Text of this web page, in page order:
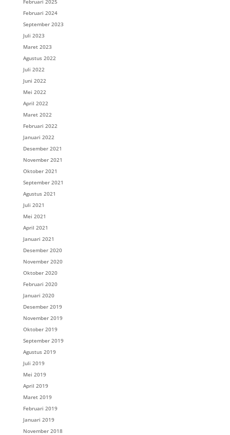
Februari 2025
Februari 2024
September 2023
Juli 2023
Maret 2023
Agustus 2022
Juli 2022
Juni 2022
Mei 2022
April 2022
Maret 2022
Februari 2022
Januari 2022
Desember 2021
November 2021
Oktober 2021
September 2021
Agustus 2021
Juli 2021
Mei 2021
April 2021
Januari 2021
Desember 2020
November 2020
Oktober 2020
Februari 2020
Januari 2020
Desember 2019
November 2019
Oktober 2019
September 2019
Agustus 2019
Juli 2019
Mei 2019
April 2019
Maret 2019
Februari 2019
Januari 2019
November 2018